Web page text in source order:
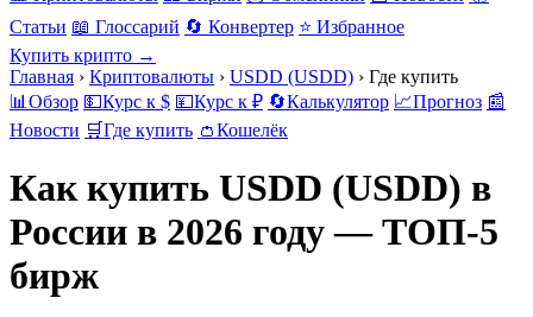
Статьи 📖 Глоссарий 🔄 Конвертер ⭐ Избранное
Купить крипто →
Главная › Криптовалюты › USDD (USDD) › Где купить
📊 Обзор 💵Курс к $ 💴Курс к ₽ 🔄Калькулятор 📈Прогноз 📰
Новости 🛒Где купить 👛Кошелёк
Как купить USDD (USDD) в
России в 2026 году — ТОП-5
бирж